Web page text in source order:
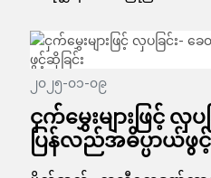
၂၀၂၅-၀၁-၀၉
ငှက်မွှေးများဖြင့်
ပြန်လည်အဓိပ္ပာယ်ဖွင့်